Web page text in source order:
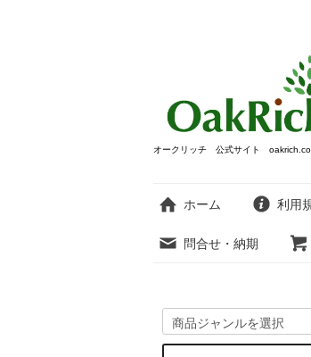
オークリッチ 公式サイト
ホーム 利用
問合せ・納期